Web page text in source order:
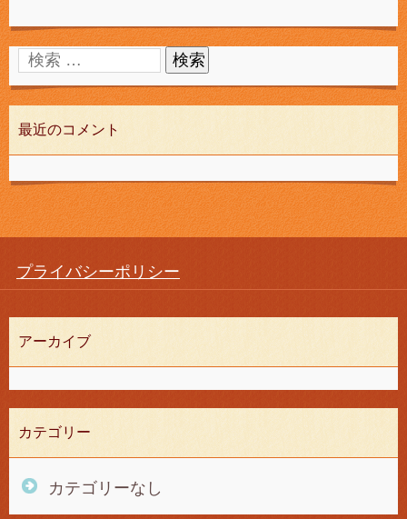
最近のコメント
プライバシーポリシー
アーカイブ
カテゴリー
カテゴリーなし